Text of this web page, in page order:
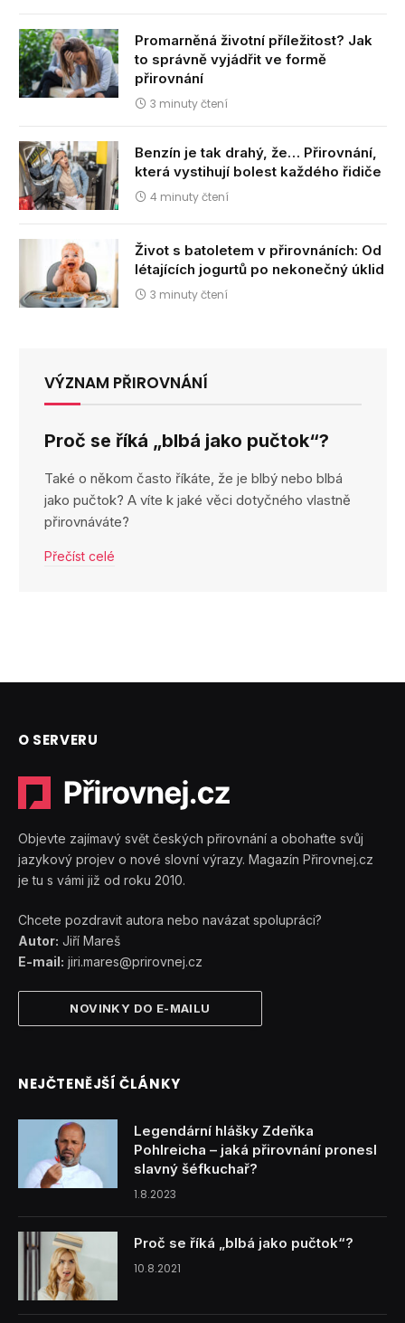
Promarněná životní příležitost? Jak
to správně vyjádřit ve formě
přirovnání
3 minuty čtení
Benzín je tak drahý, že… Přirovnání,
která vystihují bolest každého řidiče
4 minuty čtení
Život s batoletem v přirovnáních: Od
létajících jogurtů po nekonečný úklid
3 minuty čtení
VÝZNAM PŘIROVNÁNÍ
Proč se říká „blbá jako pučtok“?
Také o někom často říkáte, že je blbý nebo blbá
jako pučtok? A víte k jaké věci dotyčného vlastně
přirovnáváte?
Přečíst celé
O SERVERU
Objevte zajímavý svět českých přirovnání a obohaťte svůj
jazykový projev o nové slovní výrazy. Magazín Přirovnej.cz
je tu s vámi již od roku 2010.
Chcete pozdravit autora nebo navázat spolupráci?
Autor: Jiří Mareš
E-mail: jiri.mares@prirovnej.cz
NOVINKY DO E-MAILU
NEJČTENĚJŠÍ ČLÁNKY
Legendární hlášky Zdeňka
Pohlreicha – jaká přirovnání pronesl
slavný šéfkuchař?
1.8.2023
Proč se říká „blbá jako pučtok“?
10.8.2021